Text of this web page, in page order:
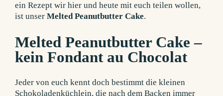
ein Rezept wir hier und heute mit euch teilen wollen,
ist unserMelted Peanutbutter Cake.
Melted Peanutbutter Cake –
kein Fondant au Chocolat
Jeder von euch kennt doch bestimmt die kleinen
Schokoladenküchlein, die nach dem Backen immer